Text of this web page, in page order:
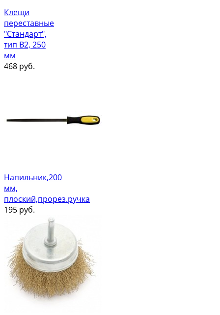
Клещи
переставные
"Стандарт",
тип В2, 250
мм
468 руб.
Напильник,200
мм,
плоский,прорез.ручка
195 руб.